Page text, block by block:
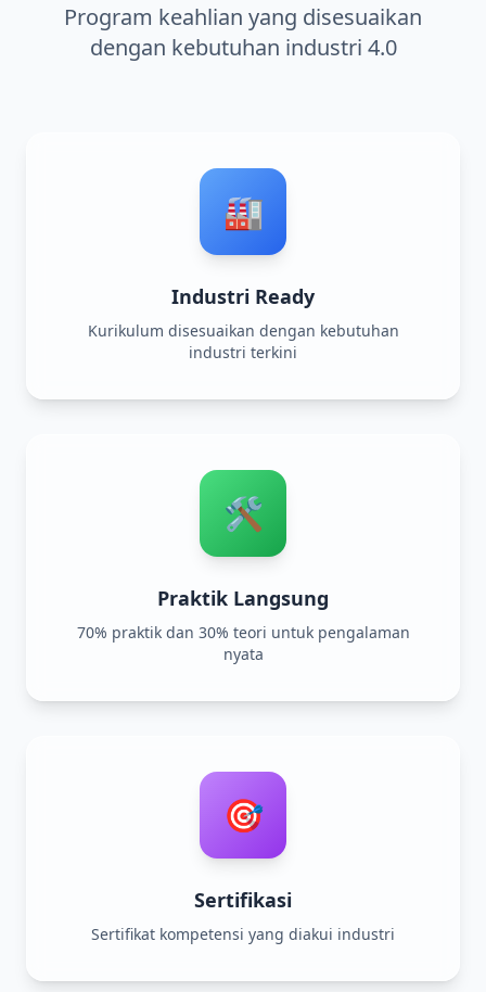
Program keahlian yang disesuaikan
dengan kebutuhan industri 4.0
🏭
Industri Ready
Kurikulum disesuaikan dengan kebutuhan
industri terkini
🛠️
Praktik Langsung
70% praktik dan 30% teori untuk pengalaman
nyata
🎯
Sertifikasi
Sertifikat kompetensi yang diakui industri